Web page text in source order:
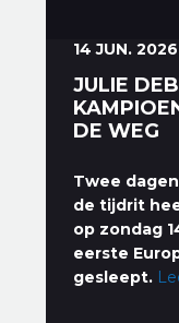
14 JUN. 2026
JULIE
DE WEG
Twee
de tijdrit
op zondag
eerste
gesleept.